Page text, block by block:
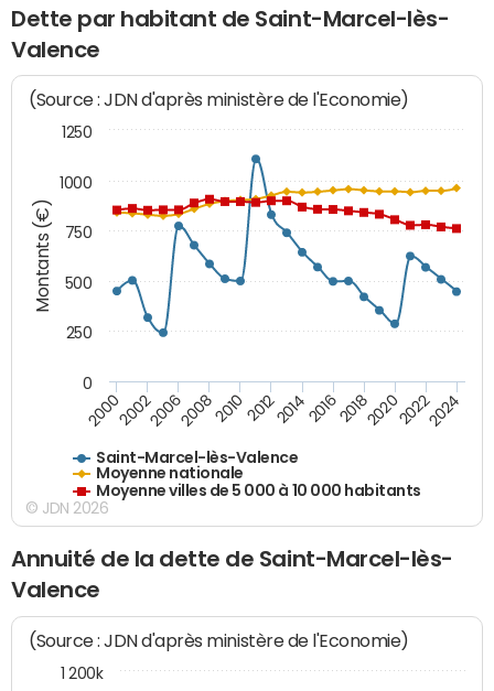
Dette par habitant de Saint-Marcel-lès-
Valence
Montants (€)
(Source : JDN d'après ministère de l'Economie)
Saint-Marcel-lès-Valence
Moyenne nationale
Moyenne villes de 5 000 à 10 000 habitants
200020022006200820102012201420162018202020222024
0
250
500
750
1000
1250
© JDN 2026
Annuité de la dette de Saint-Marcel-lès-
Valence
(Source : JDN d'après ministère de l'Economie)
1 200k